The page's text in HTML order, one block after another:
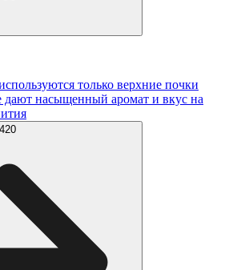
только верхние почки
дают насыщенный аромат и вкус на
420